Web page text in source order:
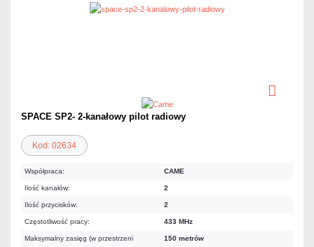
SPACE SP2- 2-kanałowy pilot radiowy
Kod: 02634
Współpraca: CAME
Ilość kanałów: 2
Ilość przycisków: 2
Częstotliwość pracy: 433 MHz
Maksymalny zasięg (w przestrzeni
150 metrów